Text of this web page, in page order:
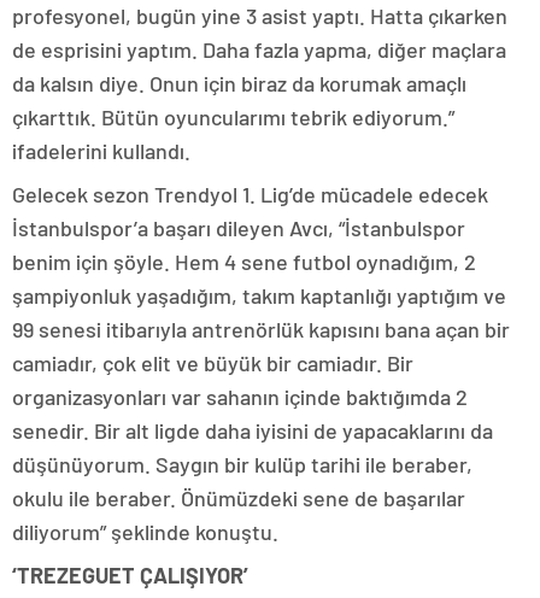
profesyonel, bugün yine 3 asist yaptı. Hatta çıkarken
de esprisini yaptım. Daha fazla yapma, diğer maçlara
da kalsın diye. Onun için biraz da korumak amaçlı
çıkarttık. Bütün oyuncularımı tebrik ediyorum.”
ifadelerini kullandı.
Gelecek sezon Trendyol 1. Lig’de mücadele edecek
İstanbulspor’a başarı dileyen Avcı, “İstanbulspor
benim için şöyle. Hem 4 sene futbol oynadığım, 2
şampiyonluk yaşadığım, takım kaptanlığı yaptığım ve
99 senesi itibarıyla antrenörlük kapısını bana açan bir
camiadır, çok elit ve büyük bir camiadır. Bir
organizasyonları var sahanın içinde baktığımda 2
senedir. Bir alt ligde daha iyisini de yapacaklarını da
düşünüyorum. Saygın bir kulüp tarihi ile beraber,
okulu ile beraber. Önümüzdeki sene de başarılar
diliyorum” şeklinde konuştu.
‘TREZEGUET ÇALIŞIYOR’